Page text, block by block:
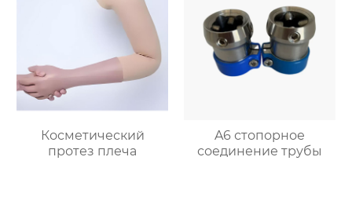
Косметический
протез плеча
A6 стопорное
соединение трубы